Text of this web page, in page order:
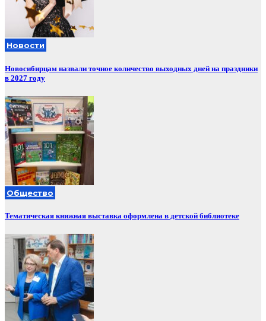
Новости
Новосибирцам назвали точное количество выходных дней на праздники
в 2027 году
Общество
Тематическая книжная выставка оформлена в детской библиотеке